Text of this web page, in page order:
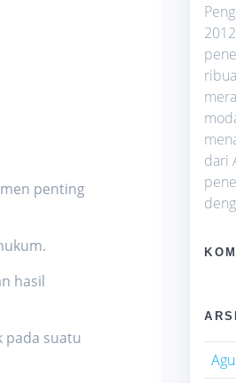
penting
hasil
pada suatu
dari